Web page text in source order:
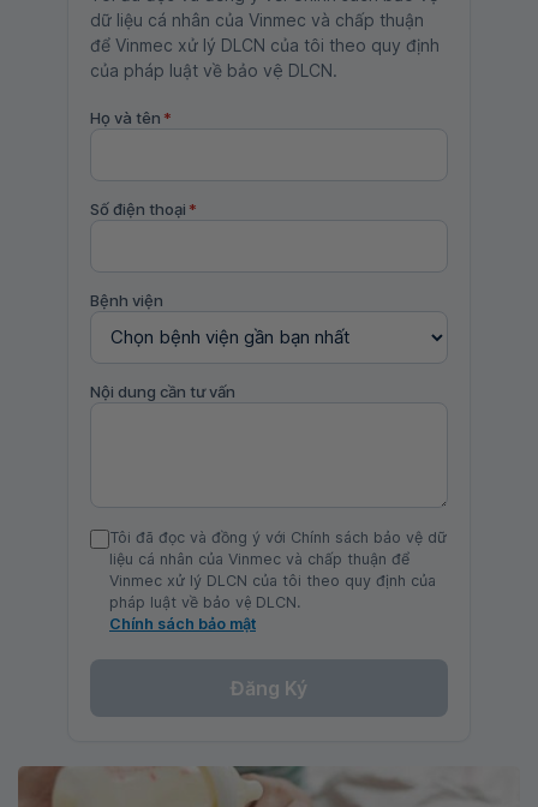
dữ liệu cá nhân của Vinmec và chấp thuận
để Vinmec xử lý DLCN của tôi theo quy định
của pháp luật về bảo vệ DLCN.
Họ và tên *
Số điện thoại *
Bệnh viện
Nội dung cần tư vấn
Tôi đã đọc và đồng ý với Chính sách bảo vệ dữ
liệu cá nhân của Vinmec và chấp thuận để
Vinmec xử lý DLCN của tôi theo quy định của
pháp luật về bảo vệ DLCN.
Chính sách bảo mật
Đăng Ký